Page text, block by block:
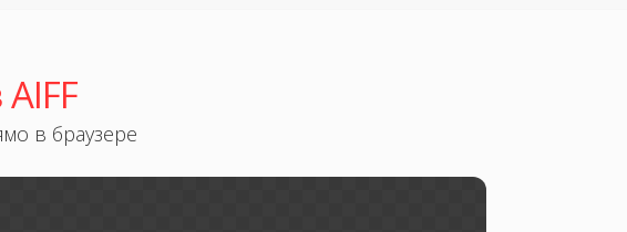
в браузере